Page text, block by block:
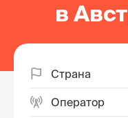
в
Страна
Оператор